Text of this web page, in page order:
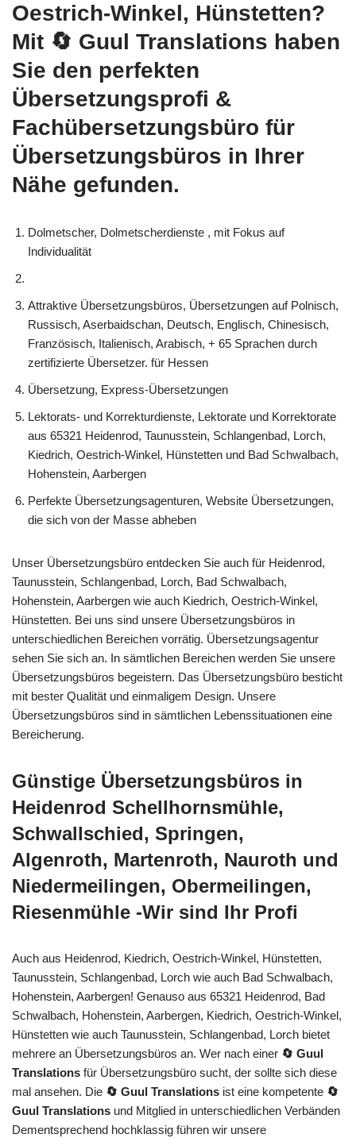
Oestrich-Winkel, Hünstetten?
Mit 🔄 Guul Translations haben
Sie den perfekten
Übersetzungsprofi &
Fachübersetzungsbüro für
Übersetzungsbüros in Ihrer
Nähe gefunden.
Dolmetscher, Dolmetscherdienste , mit Fokus auf
Individualität
Attraktive Übersetzungsbüros, Übersetzungen auf Polnisch,
Russisch, Aserbaidschan, Deutsch, Englisch, Chinesisch,
Französisch, Italienisch, Arabisch, + 65 Sprachen durch
zertifizierte Übersetzer. für Hessen
Übersetzung, Express-Übersetzungen
Lektorats- und Korrekturdienste, Lektorate und Korrektorate
aus 65321 Heidenrod, Taunusstein, Schlangenbad, Lorch,
Kiedrich, Oestrich-Winkel, Hünstetten und Bad Schwalbach,
Hohenstein, Aarbergen
Perfekte Übersetzungsagenturen, Website Übersetzungen,
die sich von der Masse abheben
Unser Übersetzungsbüro entdecken Sie auch für Heidenrod,
Taunusstein, Schlangenbad, Lorch, Bad Schwalbach,
Hohenstein, Aarbergen wie auch Kiedrich, Oestrich-Winkel,
Hünstetten. Bei uns sind unsere Übersetzungsbüros in
unterschiedlichen Bereichen vorrätig. Übersetzungsagentur
sehen Sie sich an. In sämtlichen Bereichen werden Sie unsere
Übersetzungsbüros begeistern. Das Übersetzungsbüro besticht
mit bester Qualität und einmaligem Design. Unsere
Übersetzungsbüros sind in sämtlichen Lebenssituationen eine
Bereicherung.
Günstige Übersetzungsbüros in
Heidenrod Schellhornsmühle,
Schwallschied, Springen,
Algenroth, Martenroth, Nauroth und
Niedermeilingen, Obermeilingen,
Riesenmühle -Wir sind Ihr Profi
Auch aus Heidenrod, Kiedrich, Oestrich-Winkel, Hünstetten,
Taunusstein, Schlangenbad, Lorch wie auch Bad Schwalbach,
Hohenstein, Aarbergen! Genauso aus 65321 Heidenrod, Bad
Schwalbach, Hohenstein, Aarbergen, Kiedrich, Oestrich-Winkel,
Hünstetten wie auch Taunusstein, Schlangenbad, Lorch bietet
mehrere an Übersetzungsbüros an. Wer nach einer 🔄 Guul
Translations für Übersetzungsbüro sucht, der sollte sich diese
mal ansehen. Die 🔄 Guul Translations ist eine kompetente 🔄
Guul Translations und Mitglied in unterschiedlichen Verbänden
Dementsprechend hochklassig führen wir unsere